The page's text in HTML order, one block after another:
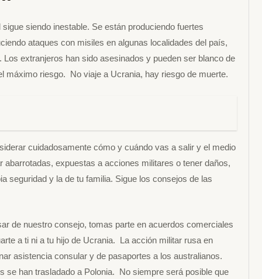
siendo inestable. Se están produciendo fuertes
ataques con misiles en algunas localidades del país,
extranjeros han sido asesinados y pueden ser blanco de
máximo riesgo. No viaje a Ucrania, hay riesgo de muerte.
cuidadosamente cómo y cuándo vas a salir y el medio
expuestas a acciones militares o tener daños,
seguridad y la de tu familia. Sigue los consejos de las
de nuestro consejo, tomas parte en acuerdos comerciales
a ti ni a tu hijo de Ucrania. La acción militar rusa en
asistencia consular y de pasaportes a los australianos.
se han trasladado a Polonia. No siempre será posible que